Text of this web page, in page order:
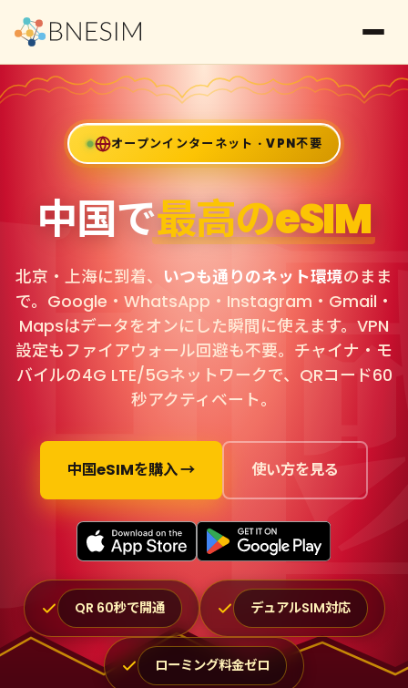
オープンインターネット · VPN不要
中国で最高のeSIM
北京・上海に到着、 いつも通りのネット環境のまま
で。Google・WhatsApp・Instagram・Gmail・
Mapsはデータをオンにした瞬間に使えます。VPN
設定もファイアウォール回避も不要。チャイナ・モ
バイルの4G LTE/5Gネットワークで、QRコード60
秒アクティベート。
中国eSIMを購入 → 使い方を見る
QR 60秒で開通 デュアルSIM対応
ローミング料金ゼロ